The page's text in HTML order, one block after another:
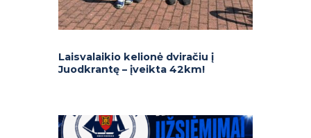
Laisvalaikio kelionė dviračiu į
Juodkrantę – įveikta 42km!